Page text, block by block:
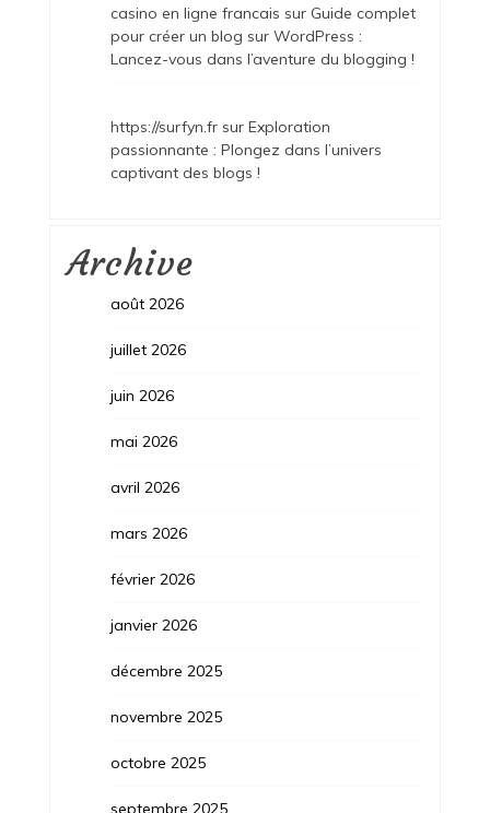
casino en ligne francais sur Guide complet
pour créer un blog sur WordPress :
Lancez-vous dans l’aventure du blogging !
https://surfyn.frsur Exploration
passionnante : Plongez dans l’univers
captivant des blogs !
Archive
août 2026
juillet 2026
juin 2026
mai 2026
avril 2026
mars 2026
février 2026
janvier 2026
décembre 2025
novembre 2025
octobre 2025
septembre 2025